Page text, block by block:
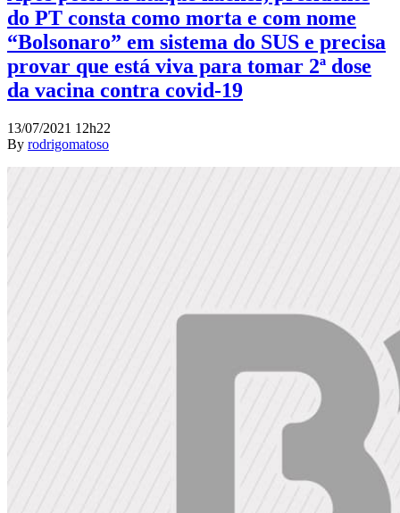
do PT consta como morta e com nome
“Bolsonaro” em sistema do SUS e precisa
provar que está viva para tomar 2ª dose
da vacina contra covid-19
13/07/2021 12h22
By rodrigomatoso